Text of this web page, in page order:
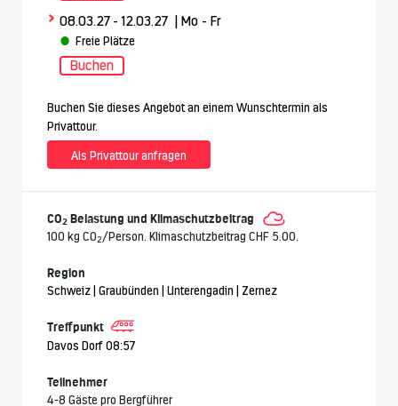
> 08.03.27 - 12.03.27 | Mo - Fr
Freie Plätze
Buchen
Buchen Sie dieses Angebot an einem Wunschtermin als
Privattour.
Als Privattour anfragen
CO2 Belastung und Klimaschutzbeitrag
100 kg CO2/Person. Klimaschutzbeitrag CHF 5.00.
Region
Schweiz | Graubünden | Unterengadin | Zernez
Treffpunkt
Davos Dorf 08:57
Teilnehmer
4-8 Gäste pro Bergführer